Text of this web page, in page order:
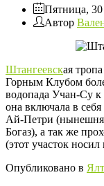
Пятница, 30
Автор
Штангеевская
Горным Клубом
водопада Учан-Су к
она включала в
Ай-Петри
Богаз), а так же
(этот участок
Опубликовано в